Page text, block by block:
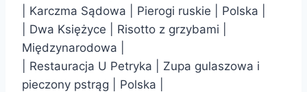
| Karczma Sądowa | Pierogi ruskie | Polska |
| Dwa Księżyce | Risotto z grzybami |
Międzynarodowa |
| Restauracja U Petryka | Zupa gulaszowa i
pieczony pstrąg | Polska |